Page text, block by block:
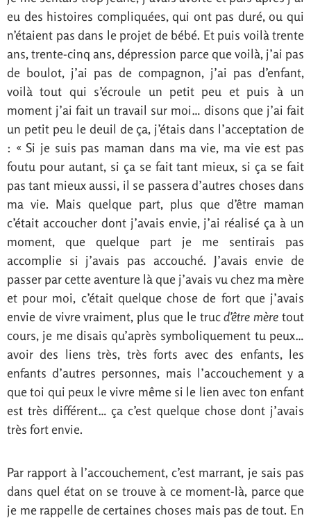
eu des histoires compliquées, qui ont pas duré, ou qui
n’étaient pas dans le projet de bébé. Et puis voilà trente
ans, trente-cinq ans, dépression parce que voilà, j’ai pas
de boulot, j’ai pas de compagnon, j’ai pas d’enfant,
voilà tout qui s’écroule un petit peu et puis à un
moment j’ai fait un travail sur moi… disons que j’ai fait
un petit peu le deuil de ça, j’étais dans l’acceptation de
: « Si je suis pas maman dans ma vie, ma vie est pas
foutu pour autant, si ça se fait tant mieux, si ça se fait
pas tant mieux aussi, il se passera d’autres choses dans
ma vie. Mais quelque part, plus que d’être maman
c’était accoucher dont j’avais envie, j’ai réalisé ça à un
moment, que quelque part je me sentirais pas
accomplie si j’avais pas accouché. J’avais envie de
passer par cette aventure là que j’avais vu chez ma mère
et pour moi, c’était quelque chose de fort que j’avais
envie de vivre vraiment, plus que le trucd’être mère tout
cours, je me disais qu’après symboliquement tu peux…
avoir des liens très, très forts avec des enfants, les
enfants d’autres personnes, mais l’accouchement y a
que toi qui peux le vivre même si le lien avec ton enfant
est très différent… ça c’est quelque chose dont j’avais
très fort envie.
Par rapport à l’accouchement, c’est marrant, je sais pas
dans quel état on se trouve à ce moment-là, parce que
je me rappelle de certaines choses mais pas de tout. En